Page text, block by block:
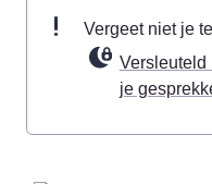
Vergeet niet je
Versleuteld
je